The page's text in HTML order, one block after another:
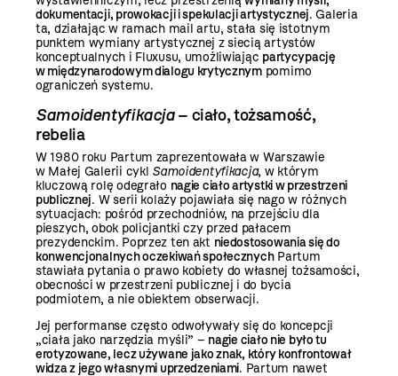
dokumentacji, prowokacji i spekulacji artystycznej. Galeria
ta, działając w ramach mail artu, stała się istotnym
punktem wymiany artystycznej z siecią artystów
konceptualnych i Fluxusu, umożliwiając partycypację
w międzynarodowym dialogu krytycznympomimo
ograniczeń systemu.
Samoidentyfikacja– ciało, tożsamość,
rebelia
W 1980 roku Partum zaprezentowała w Warszawie
w Małej Galerii cykl Samoidentyfikacja, w którym
kluczową rolę odegrało nagie ciało artystki w przestrzeni
publicznej. W serii kolaży pojawiała się nago w różnych
sytuacjach: pośród przechodniów, na przejściu dla
pieszych, obok policjantki czy przed pałacem
prezydenckim. Poprzez ten akt niedostosowania się do
konwencjonalnych oczekiwań społecznychPartum
stawiała pytania o prawo kobiety do własnej tożsamości,
obecności w przestrzeni publicznej i do bycia
podmiotem, a nie obiektem obserwacji.
Jej performanse często odwoływały się do koncepcji
„ciała jako narzędzia myśli” – nagie ciało nie było tu
erotyzowane, lecz używane jako znak, który konfrontował
widza z jego własnymi uprzedzeniami. Partum nawet